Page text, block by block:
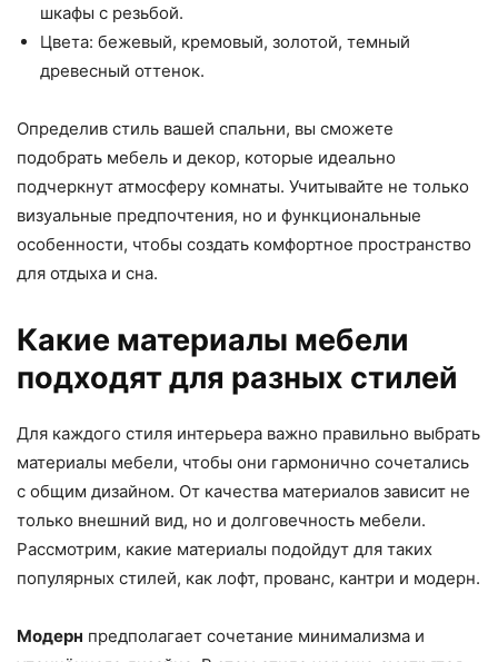
шкафы с резьбой.
Цвета: бежевый, кремовый, золотой, темный
древесный оттенок.
Определив стиль вашей спальни, вы сможете
подобрать мебель и декор, которые идеально
подчеркнут атмосферу комнаты. Учитывайте не только
визуальные предпочтения, но и функциональные
особенности, чтобы создать комфортное пространство
для отдыха и сна.
Какие материалы мебели
подходят для разных стилей
Для каждого стиля интерьера важно правильно выбрать
материалы мебели, чтобы они гармонично сочетались
с общим дизайном. От качества материалов зависит не
только внешний вид, но и долговечность мебели.
Рассмотрим, какие материалы подойдут для таких
популярных стилей, как лофт, прованс, кантри и модерн.
Модерн предполагает сочетание минимализма и